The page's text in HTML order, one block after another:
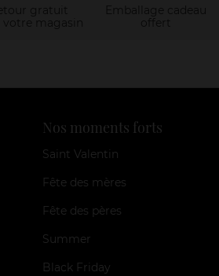
Nos moments forts
Saint Valentin
Fête des mères
Fête des pères
Summer
Black Friday